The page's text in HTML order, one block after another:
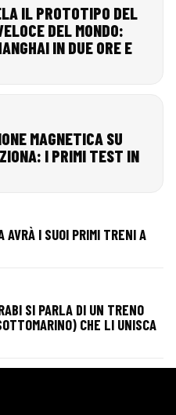
IL PROTOTIPO DEL
DEL MONDO:
IN DUE ORE E
MAGNETICA SU
I PRIMI TEST IN
AVRÀ I SUOI PRIMI TRENI A
SI PARLA DI UN TRENO
CHE LI UNISCA